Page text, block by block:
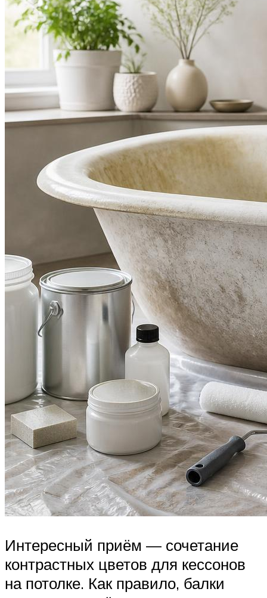
Интересный приём — сочетание
контрастных цветов для кессонов
на потолке. Как правило, балки